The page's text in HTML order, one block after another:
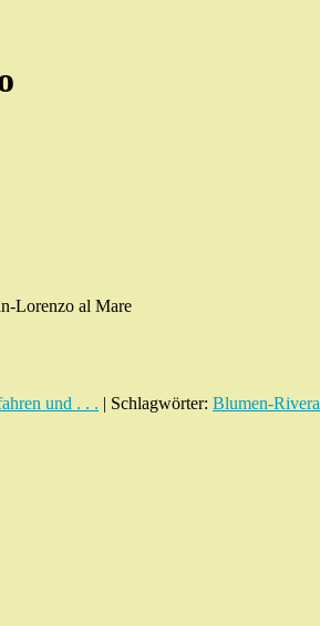
Lorenzo al Mare
und . . . | Schlagwörter: Blumen-Rivera